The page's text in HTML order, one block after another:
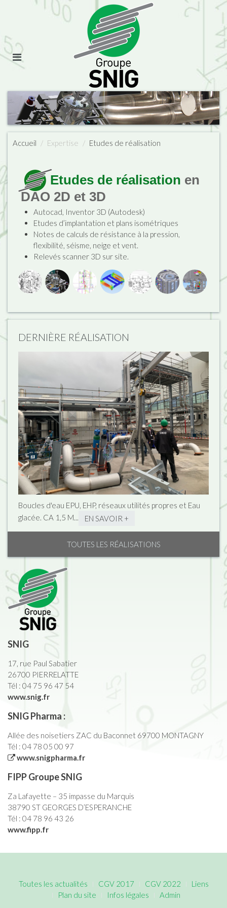
Accueil Expertise Etudes de réalisation
Etudes de réalisation en
DAO 2D et 3D
Autocad, Inventor 3D (Autodesk)
Etudes d’implantation et plans isométriques
Notes de calculs de résistance à la pression,
flexibilité, séisme, neige et vent.
Relevés scanner 3D sur site.
DERNIÈRE RÉALISATION
Boucles d'eau EPU, EHP, réseaux utilités propres et Eau
glacée. CA 1,5 M...
EN SAVOIR +
TOUTES LES RÉALISATIONS
SNIG
17, rue Paul Sabatier
26700 PIERRELATTE
Tél : 04 75 96 47 54
www.snig.fr
SNIG Pharma :
Allée des noisetiers ZAC du Baconnet 69700 MONTAGNY
Tél : 04 78 05 00 97
www.snigpharma.fr
FIPP Groupe SNIG
Za Lafayette – 35 impasse du Marquis
38790 ST GEORGES D’ESPERANCHE
Tél : 04 78 96 43 26
www.fipp.fr
Toutes les actualités CGV 2017 CGV 2022
Liens
Plan du site
Infos légales Admin